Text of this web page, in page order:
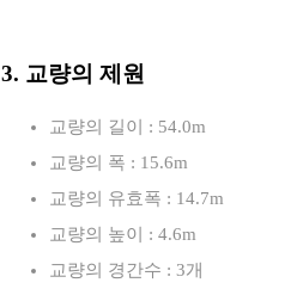
3. 교량의 제원
교량의 길이 : 54.0m
교량의 폭 : 15.6m
교량의 유효폭 : 14.7m
교량의 높이 : 4.6m
교량의 경간수 : 3개